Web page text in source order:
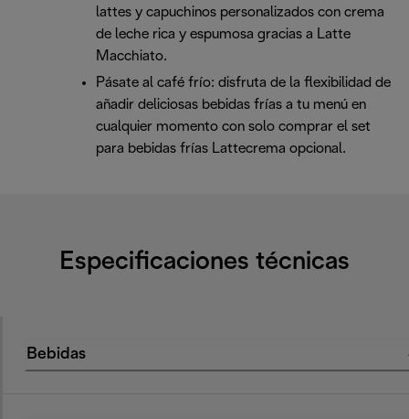
lattes y capuchinos personalizados con crema
de leche rica y espumosa gracias a Latte
Macchiato.
Pásate al café frío: disfruta de la flexibilidad de
añadir deliciosas bebidas frías a tu menú en
cualquier momento con solo comprar el set
para bebidas frías Lattecrema opcional.
Especificaciones técnicas
Bebidas